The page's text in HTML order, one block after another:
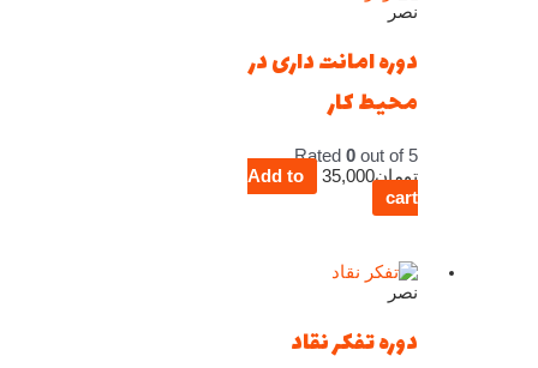
نصر
دوره امانت داری در
محیط کار
Rated0 out of 5
تومان35,000
Add to
cart
نصر
دوره تفکر نقاد